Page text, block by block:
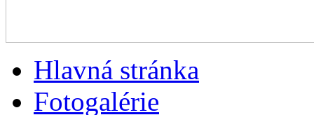
Hlavná stránka
Fotogalérie